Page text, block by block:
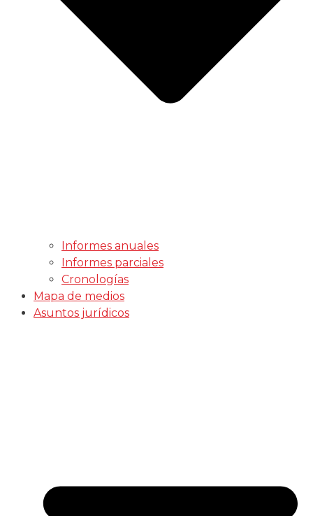
Informes anuales
Informes parciales
Cronologías
Mapa de medios
Asuntos jurídicos